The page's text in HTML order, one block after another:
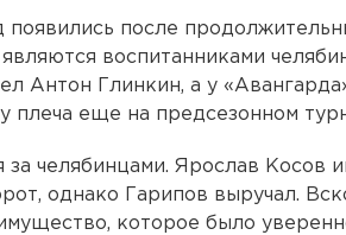
появились после
воспитанниками
Антон Глинкин, а у
плеча еще на предсезонном
за челябинцами. Ярослав Косов
однако Гарипов выручал.
которое было